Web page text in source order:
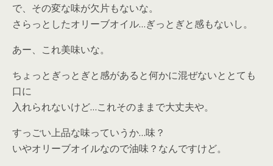
で、その変な味が欠片もないな。
さらっとしたオリーブオイル…ぎっとぎと感もないし。
あー、これ美味いな。
ちょっとぎっとぎと感があると何かに混ぜないととても
口に
入れられないけど…これそのままで大丈夫や。
すっごい上品な味っていうか…味？
いやオリーブオイルなので油味？なんですけど。